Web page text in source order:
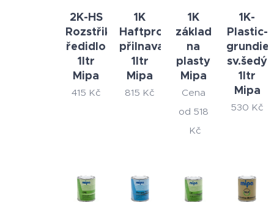
2K-HS
Rozstřikovací
ředidlo
1ltr
Mipa
415 Kč
1K
Haftpromoter
přilnavač
1ltr
Mipa
815 Kč
1K
základ
na
plasty
Mipa
Cena
od 518
Kč
1K-
Plastic-
sv.šedý
1ltr
Mipa
530 Kč